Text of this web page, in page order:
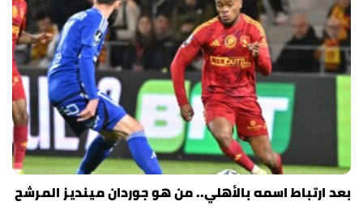
بعد ارتباط اسمه بالأهلي.. من هو جوردان مينديز المرشح